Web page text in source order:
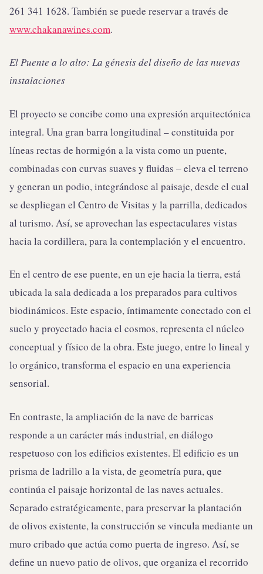
261 341 1628. También se puede reservar a través de
www.chakanawines.com.
El Puente a lo alto: La génesis del diseño de las nuevas
instalaciones
El proyecto se concibe como una expresión arquitectónica
integral. Una gran barra longitudinal – constituida por
líneas rectas de hormigón a la vista como un puente,
combinadas con curvas suaves y fluidas – eleva el terreno
y generan un podio, integrándose al paisaje, desde el cual
se despliegan el Centro de Visitas y la parrilla, dedicados
al turismo. Así, se aprovechan las espectaculares vistas
hacia la cordillera, para la contemplación y el encuentro.
En el centro de ese puente, en un eje hacia la tierra, está
ubicada la sala dedicada a los preparados para cultivos
biodinámicos. Este espacio, íntimamente conectado con el
suelo y proyectado hacia el cosmos, representa el núcleo
conceptual y físico de la obra. Este juego, entre lo lineal y
lo orgánico, transforma el espacio en una experiencia
sensorial.
En contraste, la ampliación de la nave de barricas
responde a un carácter más industrial, en diálogo
respetuoso con los edificios existentes. El edificio es un
prisma de ladrillo a la vista, de geometría pura, que
continúa el paisaje horizontal de las naves actuales.
Separado estratégicamente, para preservar la plantación
de olivos existente, la construcción se vincula mediante un
muro cribado que actúa como puerta de ingreso. Así, se
define un nuevo patio de olivos, que organiza el recorrido